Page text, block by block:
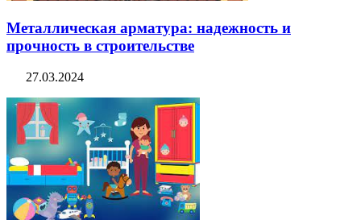
Металлическая арматура: надежность и
прочность в строительстве
27.03.2024